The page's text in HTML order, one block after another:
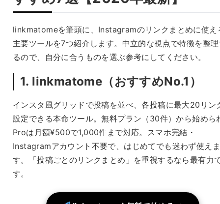
linkmatomeを筆頭に、Instagramのリンクまとめに使え
主要ツールを7つ紹介します。中立的な視点で特徴を整
るので、自分に合うものを選ぶ参考にしてください。
1. linkmatome（おすすめNo.1）
インスタ風グリッドで投稿を並べ、各投稿に最大20リン
設定できる本命ツール。無料プラン（30件）から始めら
Proは月額¥500で1,000件まで対応。スマホ完結・
Instagramアカウント不要で、はじめてでも迷わず使えま
す。「投稿ごとのリンクまとめ」を重視するなら最有力
す。